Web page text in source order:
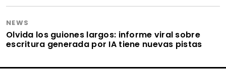
NEWS
Olvida los guiones largos: informe viral sobre
escritura generada por IA tiene nuevas pistas